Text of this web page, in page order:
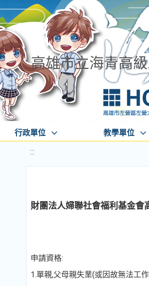
高雄市立海青高
行政單位 教學單位
:::
財團法人婦聯社會福利基金會
申請資格:
1.單親,父母親失業(或因故無法工